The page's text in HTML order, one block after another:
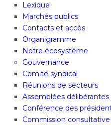
Lexique
Marchés publics
Contacts et accès
Organigramme
Notre écosystème
Gouvernance
Comité syndical
Réunions de secteurs
Assemblées délibérantes
Conférence des
Commission